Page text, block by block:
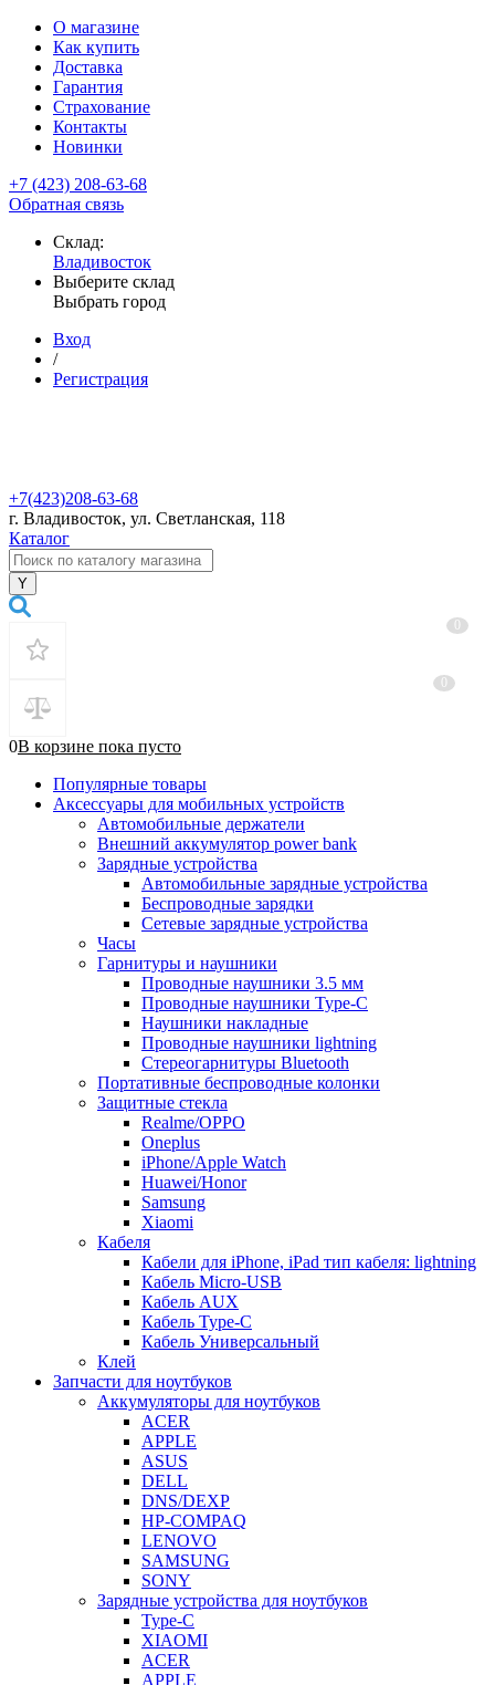
О магазине
Как купить
Доставка
Гарантия
Страхование
Контакты
Новинки
+7 (423) 208-63-68
Обратная связь
Склад:
Владивосток
Выберите склад
Выбрать город
Вход
/
Регистрация
+7(423)208-63-68
г. Владивосток, ул. Светланская, 118
Каталог
0В корзине пока пусто
Популярные товары
Аксессуары для мобильных устройств
Автомобильные держатели
Внешний аккумулятор power bank
Зарядные устройства
Автомобильные зарядные устройства
Беспроводные зарядки
Сетевые зарядные устройства
Часы
Гарнитуры и наушники
Проводные наушники 3.5 мм
Проводные наушники Type-C
Наушники накладные
Проводные наушники lightning
Стереогарнитуры Bluetooth
Портативные беспроводные колонки
Защитные стекла
Realme/OPPO
Oneplus
iPhone/Apple Watch
Huawei/Honor
Samsung
Xiaomi
Кабеля
Кабели для iPhone, iPad тип кабеля: lightning
Кабель Micro-USB
Кабель AUX
Кабель Type-C
Кабель Универсальный
Клей
Запчасти для ноутбуков
Аккумуляторы для ноутбуков
ACER
APPLE
ASUS
DELL
DNS/DEXP
HP-COMPAQ
LENOVO
SAMSUNG
SONY
Зарядные устройства для ноутбуков
Type-C
XIAOMI
ACER
APPLE